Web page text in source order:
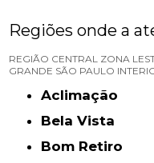
Regiões onde a
REGIÃO CENTRAL ZONA
GRANDE SÃO PAULO
Aclimação
Bela Vista
Bom Retiro